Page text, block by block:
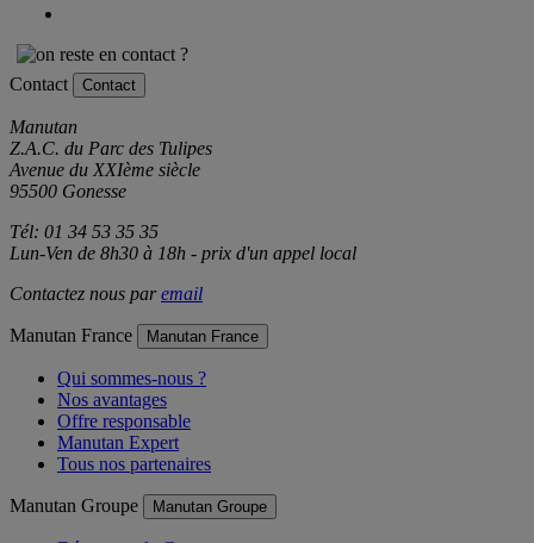
Contact Contact
Manutan
Z.A.C. du Parc des Tulipes
Avenue du XXIème siècle
95500 Gonesse
Tél: 01 34 53 35 35
Lun-Ven de 8h30 à 18h - prix d'un appel local
Contactez nous paremail
Manutan France Manutan France
Qui sommes-nous ?
Nos avantages
Offre responsable
Manutan Expert
Tous nos partenaires
Manutan Groupe Manutan Groupe